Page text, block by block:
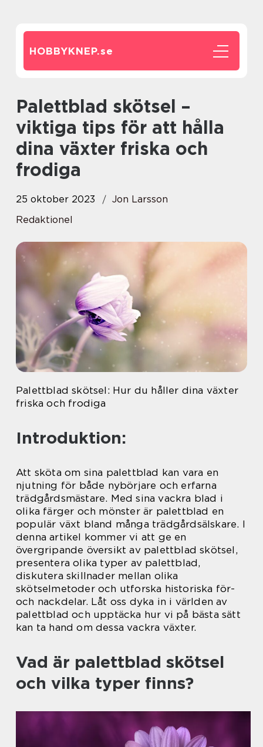
HOBBYKNEP.se
Palettblad skötsel –
viktiga tips för att hålla
dina växter friska och
frodiga
25 oktober 2023
Jon Larsson
Redaktionel
Palettblad skötsel: Hur du håller dina växter
friska och frodiga
Introduktion:
Att sköta om sina palettblad kan vara en
njutning för både nybörjare och erfarna
trädgårdsmästare. Med sina vackra blad i
olika färger och mönster är palettblad en
populär växt bland många trädgårdsälskare. I
denna artikel kommer vi att ge en
övergripande översikt av palettblad skötsel,
presentera olika typer av palettblad,
diskutera skillnader mellan olika
skötselmetoder och utforska historiska för-
och nackdelar. Låt oss dyka in i världen av
palettblad och upptäcka hur vi på bästa sätt
kan ta hand om dessa vackra växter.
Vad är palettblad skötsel
och vilka typer finns?